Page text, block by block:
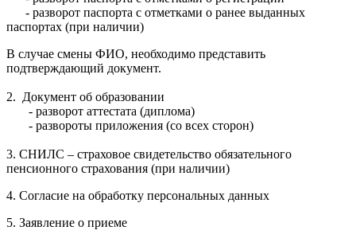
- разворот паспорта с отметками о ранее выданных
паспортах (при наличии)
В случае смены ФИО, необходимо представить
подтверждающий документ.
2. Документ об образовании
- разворот аттестата (диплома)
- развороты приложения (со всех сторон)
3. СНИЛС – страховое свидетельство обязательного
пенсионного страхования (при наличии)
4. Согласие на обработку персональных данных
5. Заявление о приеме